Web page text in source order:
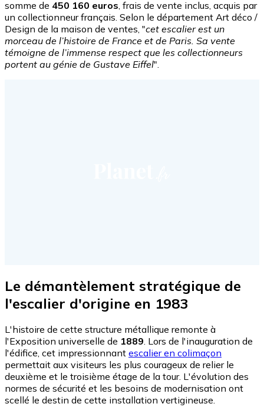
somme de 450 160 euros , frais de vente inclus, acquis par
un collectionneur français. Selon le département Art déco /
Design de la maison de ventes, "cet escalier est un
morceau de l’histoire de France et de Paris. Sa vente
témoigne de l’immense respect que les collectionneurs
portent au génie de Gustave Eiffel".
Le démantèlement stratégique de
l'escalier d'origine en 1983
L'histoire de cette structure métallique remonte à
l'Exposition universelle de 1889. Lors de l'inauguration de
l'édifice, cet impressionnant escalier en colimaçon
permettait aux visiteurs les plus courageux de relier le
deuxième et le troisième étage de la tour. L'évolution des
normes de sécurité et les besoins de modernisation ont
scellé le destin de cette installation vertigineuse.